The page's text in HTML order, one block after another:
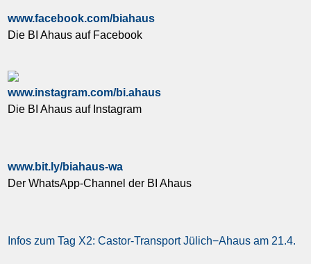
www.facebook.com/biahaus
Die BI Ahaus auf Facebook
www.instagram.com/bi.ahaus
Die BI Ahaus auf Instagram
www.bit.ly/biahaus-wa
Der WhatsApp-Channel der BI Ahaus
Infos zum Tag X2: Castor-Transport Jülich−Ahaus am 21.4.